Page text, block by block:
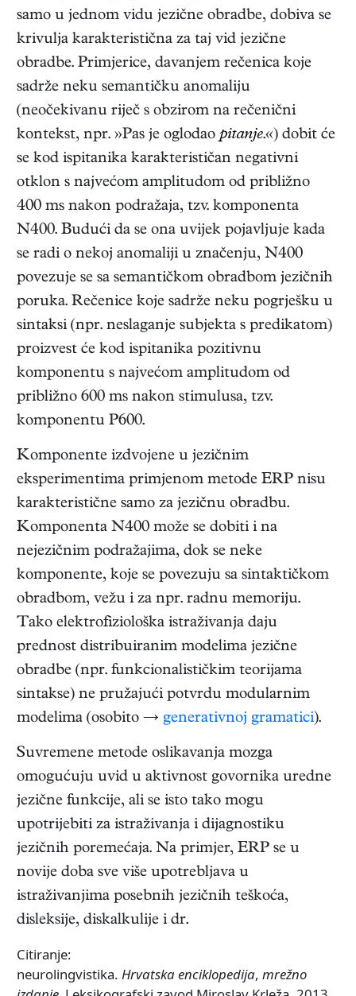
samo u jednom vidu jezične obradbe, dobiva se
krivulja karakteristična za taj vid jezične
obradbe. Primjerice, davanjem rečenica koje
sadrže neku semantičku anomaliju
(neočekivanu riječ s obzirom na rečenični
kontekst, npr. »Pas je oglodaopitanje.«) dobit će
se kod ispitanika karakterističan negativni
otklon s najvećom amplitudom od približno
400 ms nakon podražaja, tzv. komponenta
N400. Budući da se ona uvijek pojavljuje kada
se radi o nekoj anomaliji u značenju, N400
povezuje se sa semantičkom obradbom jezičnih
poruka. Rečenice koje sadrže neku pogrješku u
sintaksi (npr. neslaganje subjekta s predikatom)
proizvest će kod ispitanika pozitivnu
komponentu s najvećom amplitudom od
približno 600 ms nakon stimulusa, tzv.
komponentu P600.
Komponente izdvojene u jezičnim
eksperimentima primjenom metode ERP nisu
karakteristične samo za jezičnu obradbu.
Komponenta N400 može se dobiti i na
nejezičnim podražajima, dok se neke
komponente, koje se povezuju sa sintaktičkom
obradbom, vežu i za npr. radnu memoriju.
Tako elektrofiziološka istraživanja daju
prednost distribuiranim modelima jezične
obradbe (npr. funkcionalističkim teorijama
sintakse) ne pružajući potvrdu modularnim
modelima (osobito → generativnoj gramatici).
Suvremene metode oslikavanja mozga
omogućuju uvid u aktivnost govornika uredne
jezične funkcije, ali se isto tako mogu
upotrijebiti za istraživanja i dijagnostiku
jezičnih poremećaja. Na primjer, ERP se u
novije doba sve više upotrebljava u
istraživanjima posebnih jezičnih teškoća,
disleksije, diskalkulije i dr.
Citiranje:
neurolingvistika. Hrvatska enciklopedija, mrežno